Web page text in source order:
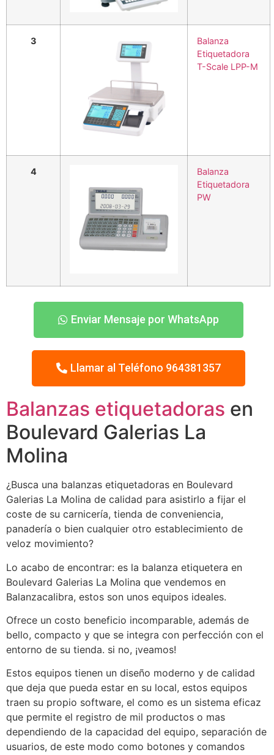
3
Balanza
Etiquetadora
T-Scale LPP-M
4
Balanza
Etiquetadora
PW
Enviar Mensaje por WhatsApp
Llamar al Teléfono 964381357
Balanzas etiquetadoras en
Boulevard Galerias La
Molina
¿Busca una balanzas etiquetadoras en Boulevard
Galerias La Molina de calidad para asistirlo a fijar el
coste de su carnicería, tienda de conveniencia,
panadería o bien cualquier otro establecimiento de
veloz movimiento?
Lo acabo de encontrar: es la balanza etiquetera en
Boulevard Galerias La Molina que vendemos en
Balanzacalibra, estos son unos equipos ideales.
Ofrece un costo beneficio incomparable, además de
bello, compacto y que se integra con perfección con el
entorno de su tienda. si no, ¡veamos!
Estos equipos tienen un diseño moderno y de calidad
que deja que pueda estar en su local, estos equipos
traen su propio software, el como es un sistema eficaz
que permite el registro de mil productos o mas
dependiendo de la capacidad del equipo, separación de
usuarios, de este modo como botones y comandos